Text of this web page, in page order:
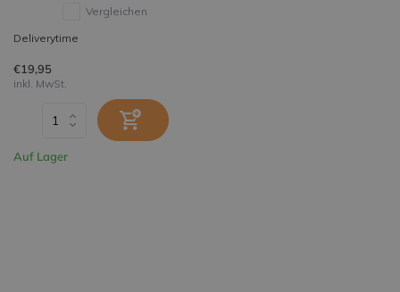
Vergleichen
Deliverytime
€19,95
inkl. MwSt.
Auf Lager